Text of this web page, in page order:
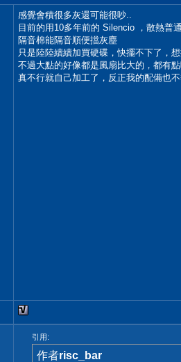
感覺會積很多灰還可能很吵..
目前的用10多年前的 Silencio ，散熱普
隔音棉能隔音順便擋灰塵
只是陸陸續續加買硬碟，快擺不下了，
不過大點的好像都是風扇比大的，都有
真不行就自己加工了，反正我的配備也
引用:
作者risc_bar